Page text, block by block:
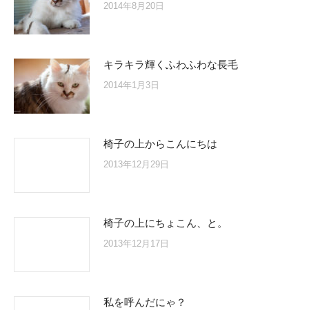
2014年8月20日
キラキラ輝くふわふわな長毛
2014年1月3日
椅子の上からこんにちは
2013年12月29日
椅子の上にちょこん、と。
2013年12月17日
私を呼んだにゃ？